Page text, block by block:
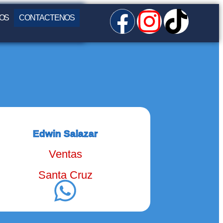
CONTACTENOS
Edwin Salazar
Ventas
Santa Cruz